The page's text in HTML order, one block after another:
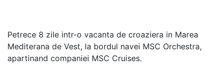
Petrece 8 zile intr-o vacanta de croaziera in Marea
Mediterana de Vest, la bordul navei MSC Orchestra,
apartinand companiei MSC Cruises.